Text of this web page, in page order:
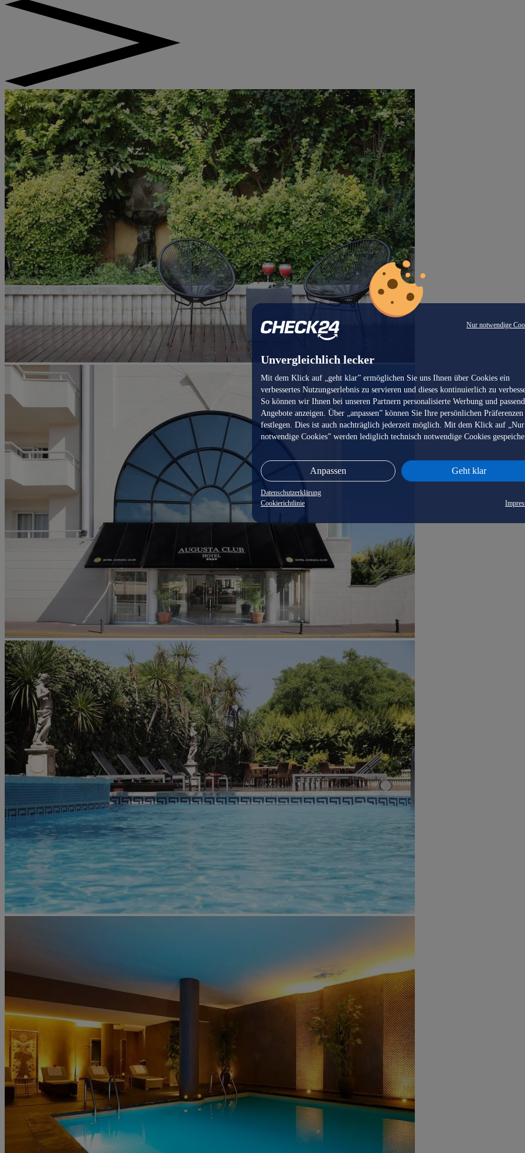
Nur notwendige
Unvergleichlich lecker
Mit dem Klick auf „geht klar” ermöglichen Sie uns Ihnen über Cookies ein
verbessertes Nutzungserlebnis zu servieren und dieses kontinuierlich zu
So können wir Ihnen bei unseren Partnern personalisierte Werbung und
Angebote anzeigen. Über „anpassen” können Sie Ihre persönlichen Präferenzen
festlegen. Dies ist auch nachträglich jederzeit möglich. Mit dem Klick auf „Nur
notwendige Cookies” werden lediglich technisch notwendige Cookies
Anpassen Geht klar
Datenschutzerklärung
Cookierichtlinie